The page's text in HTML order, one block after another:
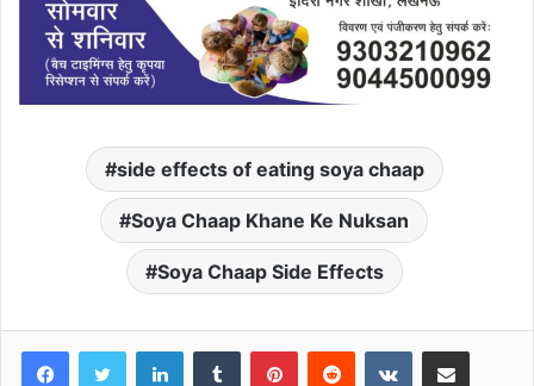
side effects of eating soya chaap
Soya Chaap Khane Ke Nuksan
Soya Chaap Side Effects